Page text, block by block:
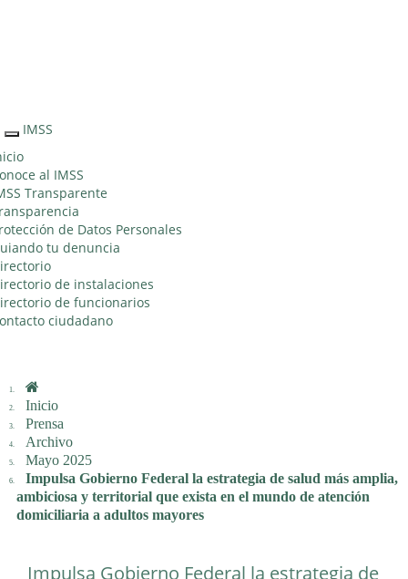
Interruptor
de
Navegación
IMSS
al IMSS
Transparente
de Datos Personales
tu denuncia
de instalaciones
de funcionarios
ciudadano
Inicio
Prensa
Archivo
Mayo 2025
Impulsa Gobierno Federal la estrategia de salud más amplia,
ambiciosa y territorial que exista en el mundo de atención
domiciliaria a adultos mayores
Impulsa Gobierno Federal la estrategia de